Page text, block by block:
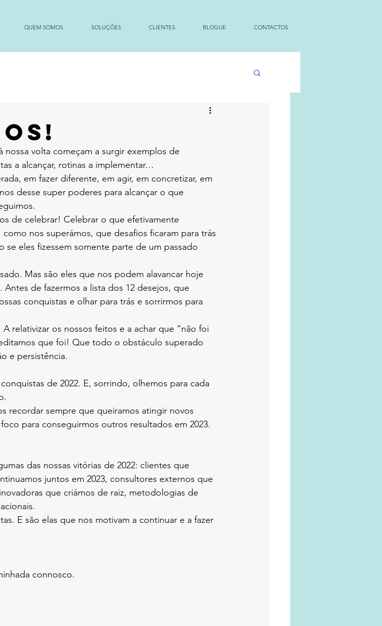
QUEM SOMOS SOLUÇÕES CLIENTES BLOGUE CONTACTOS
volta começam a surgir exemplos de
a alcançar, rotinas a implementar…
em fazer diferente, em agir, em concretizar, em
desse super poderes para alcançar o que
de celebrar! Celebrar o que efetivamente
nos superámos, que desafios ficaram para trás
eles fizessem somente parte de um passado
Mas são eles que nos podem alavancar hoje
de fazermos a lista dos 12 desejos, que
conquistas e olhar para trás e sorrirmos para
relativizar os nossos feitos e a achar que “não foi
que foi! Que todo o obstáculo superado
e persistência.
de 2022. E, sorrindo, olhemos para cada
recordar sempre que queiramos atingir novos
para conseguirmos outros resultados em 2023.
das nossas vitórias de 2022: clientes que
juntos em 2023, consultores externos que
que criámos de raiz, metodologias de
E são elas que nos motivam a continuar e a fazer
connosco.